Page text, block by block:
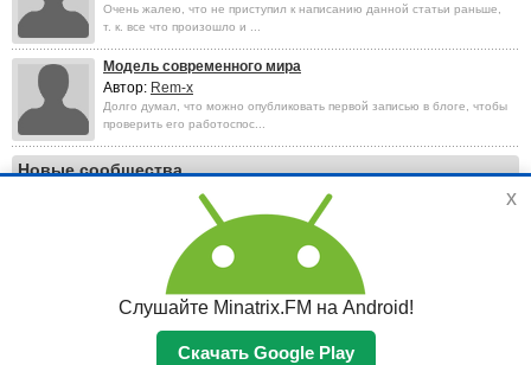
Очень жалею, что не приступил к написанию данной статьи раньше,
т. к. все что произошло и ...
Модель современного мира
Автор: Rem-x
Долго думал, что можно опубликовать первой записью в блоге, чтобы
проверить его работоспос...
Новые сообщества
Модель современного мира
Rem-x
Долго думал, что можно опубликовать первой записью в блоге, чтобы
проверить его работоспос...
Евромайдан — домайданились
Слушайте Minatrix.FM на Android!
Скачать Google Play
x